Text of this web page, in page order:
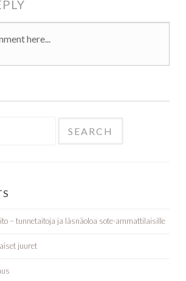
– tunnetaitoja ja läsnäoloa sote-ammattilaisille
juuret